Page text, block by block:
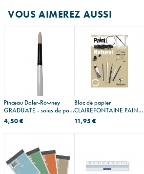
VOUS AIMEREZ AUSSI
Pinceau Daler-Rowney
GRADUATE - soies de porc
- rond - manche long
4,50 €
Bloc de papier
CLAIREFONTAINE PAINT
ON multi-techniques naturel
250 g
11,95 €